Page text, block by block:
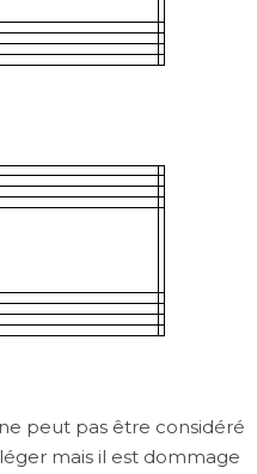
peut pas être considéré
mais il est dommage